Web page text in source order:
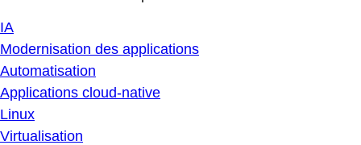
IA
Modernisation des applications
Automatisation
Applications cloud-native
Linux
Virtualisation